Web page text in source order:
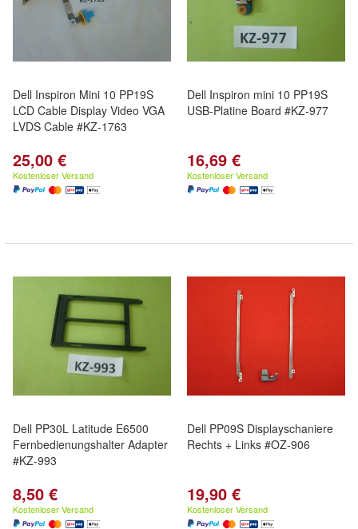
Dell Inspiron Mini 10 PP19S
LCD Cable Display Video VGA
LVDS Cable #KZ-1763
25,00 €
Kostenloser Versand
Dell Inspiron mini 10 PP19S
USB-Platine Board #KZ-977
16,69 €
Kostenloser Versand
Dell PP30L Latitude E6500
Fernbedienungshalter Adapter
#KZ-993
8,50 €
Kostenloser Versand
Dell PP09S Displayschaniere
Rechts + Links #OZ-906
19,90 €
Kostenloser Versand